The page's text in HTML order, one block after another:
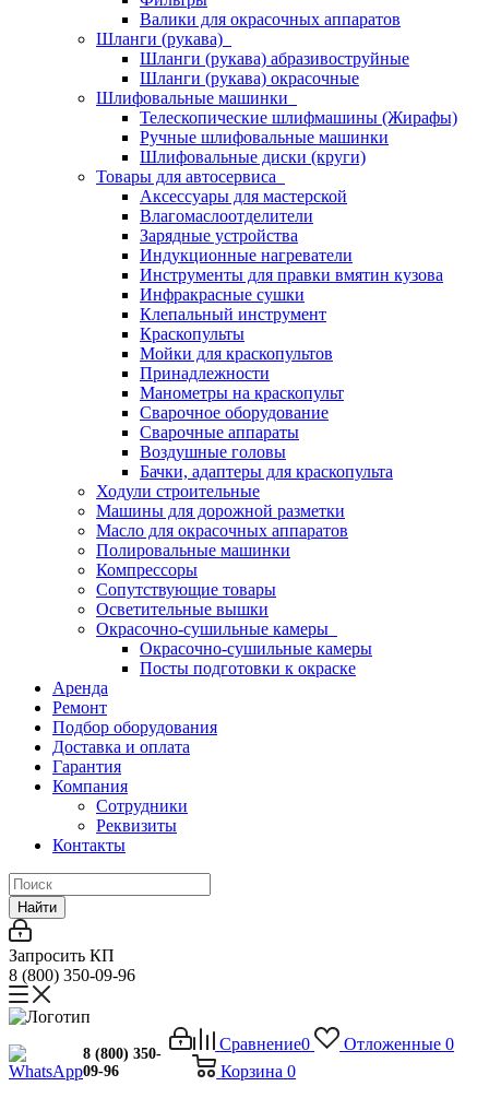
Валики для окрасочных аппаратов
Шланги (рукава)
Шланги (рукава) абразивоструйные
Шланги (рукава) окрасочные
Шлифовальные машинки
Телескопические шлифмашины (Жирафы)
Ручные шлифовальные машинки
Шлифовальные диски (круги)
Товары для автосервиса
Аксессуары для мастерской
Влагомаслоотделители
Зарядные устройства
Индукционные нагреватели
Инструменты для правки вмятин кузова
Инфракрасные сушки
Клепальный инструмент
Краскопульты
Мойки для краскопультов
Принадлежности
Манометры на краскопульт
Сварочное оборудование
Сварочные аппараты
Воздушные головы
Бачки, адаптеры для краскопульта
Ходули строительные
Машины для дорожной разметки
Масло для окрасочных аппаратов
Полировальные машинки
Компрессоры
Сопутствующие товары
Осветительные вышки
Окрасочно-сушильные камеры
Окрасочно-сушильные камеры
Посты подготовки к окраске
Аренда
Ремонт
Подбор оборудования
Доставка и оплата
Гарантия
Компания
Сотрудники
Реквизиты
Контакты
Найти
Запросить КП
8 (800) 350-09-96
Сравнение0 Отложенные 0
Корзина 0
8 (800) 350-
09-96